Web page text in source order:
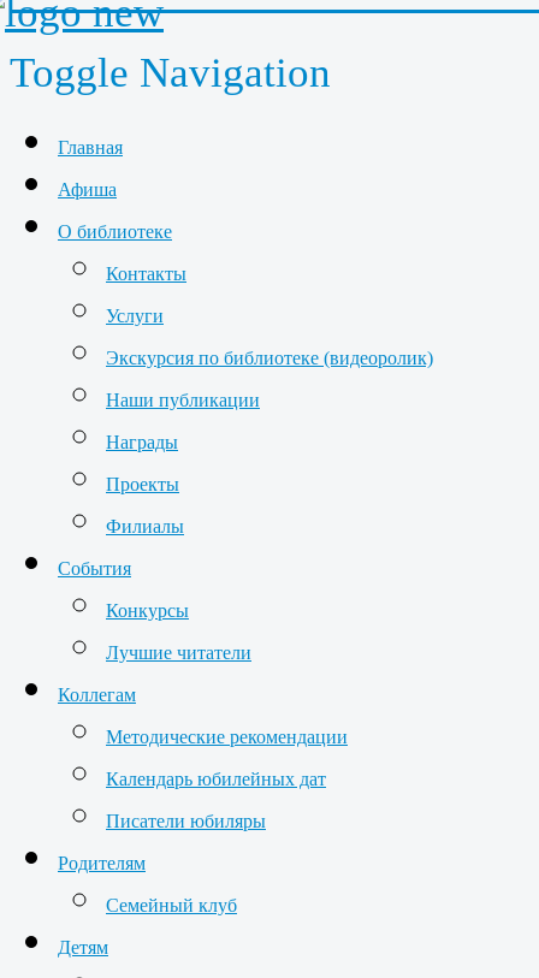
Toggle Navigation
Главная
Афиша
О библиотеке
Контакты
Услуги
Экскурсия по библиотеке (видеоролик)
Наши публикации
Награды
Проекты
Филиалы
События
Конкурсы
Лучшие читатели
Коллегам
Методические рекомендации
Календарь юбилейных дат
Писатели юбиляры
Родителям
Семейный клуб
Детям